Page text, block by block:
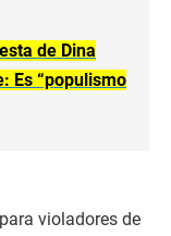
de Dina
Es “populismo
violadores de